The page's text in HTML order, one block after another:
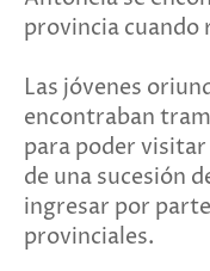
provincia
Las jóvenes
encontraban
para poder visitar
de una sucesión
ingresar por
provinciales.